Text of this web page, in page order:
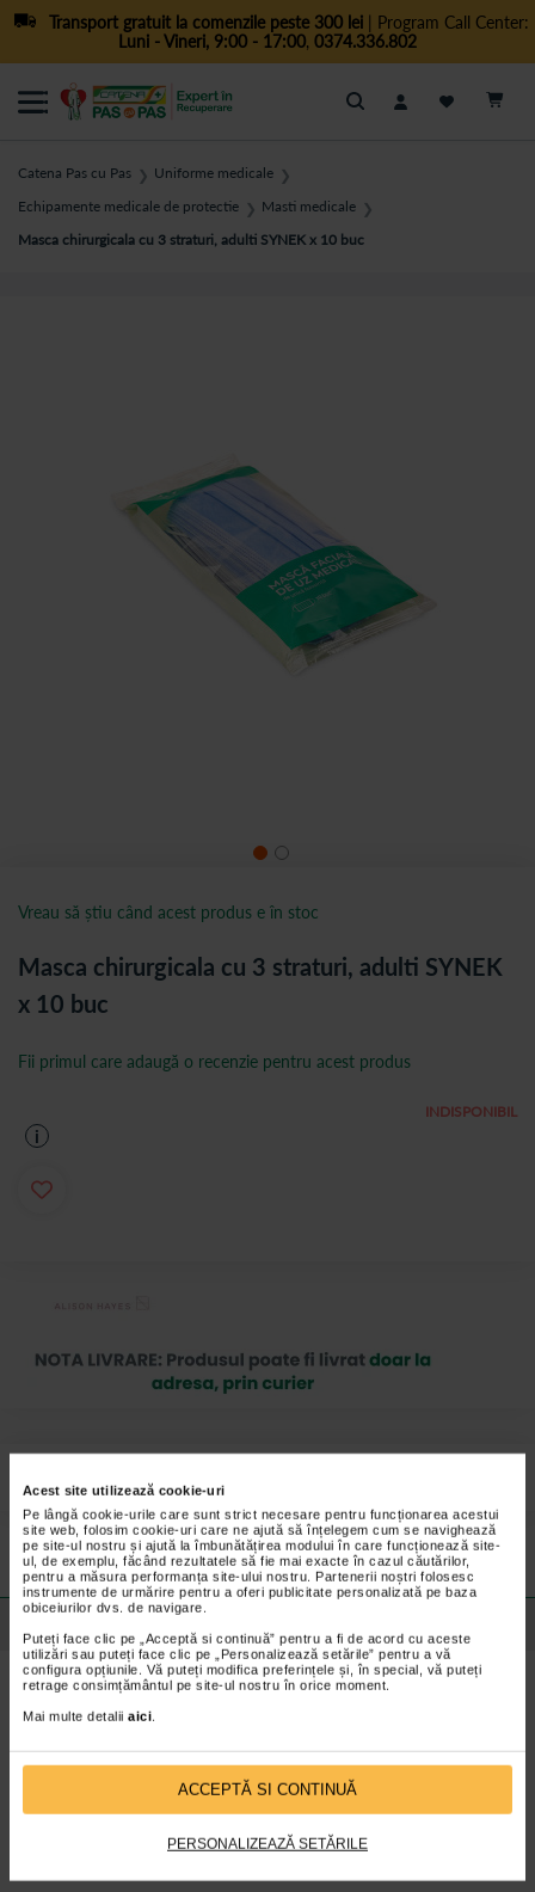
Acest site utilizează cookie-uri
Pe lângă cookie-urile care sunt strict necesare pentru funcționarea acestui
site web, folosim cookie-uri care ne ajută să înțelegem cum se navighează
pe site-ul nostru și ajută la îmbunătățirea modului în care funcționează site-
ul, de exemplu, făcând rezultatele să fie mai exacte în cazul căutărilor,
pentru a măsura performanța site-ului nostru. Partenerii noștri folosesc
instrumente de urmărire pentru a oferi publicitate personalizată pe baza
obiceiurilor dvs. de navigare.
Puteți face clic pe „Acceptă si continuă” pentru a fi de acord cu aceste
utilizări sau puteți face clic pe „Personalizează setările” pentru a vă
configura opțiunile. Vă puteți modifica preferințele și, în special, vă puteți
retrage consimțământul pe site-ul nostru în orice moment.
Mai multe detalii aici.
ACCEPTĂ SI CONTINUĂ
PERSONALIZEAZĂ SETĂRILE
Transport gratuit la comenzile peste 300 lei| Program Call Center:
Luni - Vineri, 9:00 - 17:00, 0374.336.802
Cautare
Catena Pas cu Pas ❯ Uniforme medicale ❯
Echipamente medicale de protectie ❯ Masti medicale ❯
Masca chirurgicala cu 3 straturi, adulti SYNEK x 10 buc
Masca chirurgicala cu 3 straturi, adulti SYNEK
x 10 buc
INDISPONIBIL
Fii primul care adaugă o recenzie pentru acest produs
i
Vreau să știu când acest produs e în stoc
Preturile si promotiile afisate pe site in dreptul fiecarui produs sunt
valabile pentru comenzile efectuate online.
SKU
106143
OTC
Nu
Brand
ALISON HAYES
Nici unul